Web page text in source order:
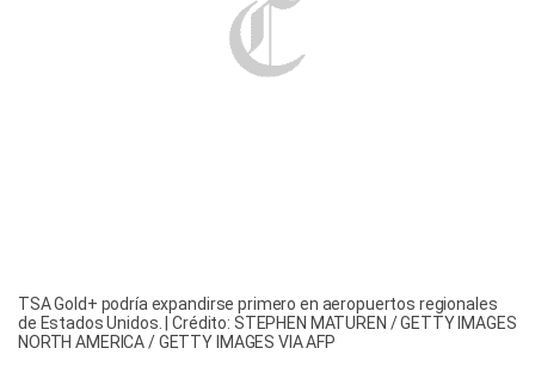
El lanzamiento de TSA Gold+ forma parte de